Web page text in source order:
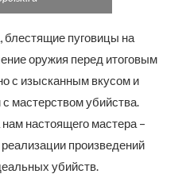
пуговицы на
оружия перед итоговым
с изысканным вкусом и
мастерством убийства.
настоящего мастера –
произведений
убийств.